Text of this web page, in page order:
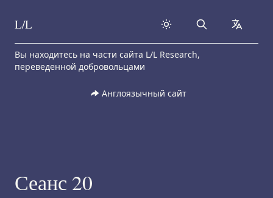
Skip to content
L/L Search
Вы находитесь на части сайта L/L Research,
переведенной добровольцами
Англоязычный сайт
Сеанс 20